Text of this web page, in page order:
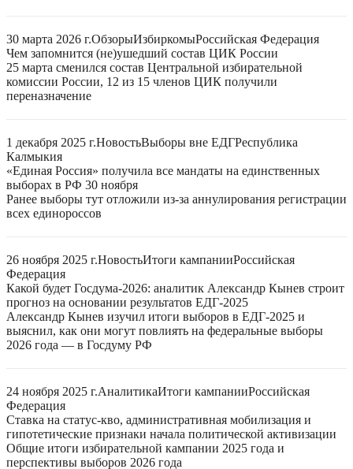
30 марта 2026 г.ОбзорыИзбиркомыРоссийская Федерация
Чем запомнится (не)ушедший состав ЦИК России
25 марта сменился состав Центральной избирательной
комиссии России, 12 из 15 членов ЦИК получили
переназначение
1 декабря 2025 г.НовостьВыборы вне ЕДГРеспублика
Калмыкия
«Единая Россия» получила все мандаты на единственных
выборах в РФ 30 ноября
Ранее выборы тут отложили из-за аннулирования регистрации
всех единороссов
26 ноября 2025 г.НовостьИтоги кампанииРоссийская
Федерация
Какой будет Госдума-2026: аналитик Александр Кынев строит
прогноз на основании результатов ЕДГ-2025
Александр Кынев изучил итоги выборов в ЕДГ-2025 и
выяснил, как они могут повлиять на федеральные выборы
2026 года — в Госдуму РФ
24 ноября 2025 г.АналитикаИтоги кампанииРоссийская
Федерация
Ставка на статус-кво, административная мобилизация и
гипотетические признаки начала политической активизации
Общие итоги избирательной кампании 2025 года и
перспективы выборов 2026 года